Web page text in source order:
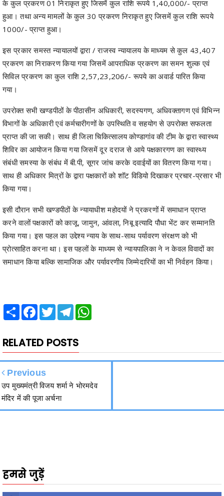
के कुल प्रकरण 01 निराकृत हुए जिसमें कुल राशि रूपये 1,40,000/- प्राप्त
हुआ। तथा अन्य मामलों के कुल 30 प्रकरण निराकृत हुए जिसमें कुल राशि रूपये
1000/- प्राप्त हुआ।
इस प्रकार समस्त न्यायालयों द्वारा / राजस्व न्यायालय के माध्यम से कुल 43,407
प्रकरण का निराकरण किया गया जिसमें आपराधिक प्रकरण का समन शुल्क एवं
सिविल प्रकरण का कुल राशि 2,57,23,206/- रूपये का अवार्ड पारित किया
गया।
उपरोक्त सभी खण्डपीठों के पीठासीन अधिकारी, सदस्यगण, अधिवक्तागण एवं विभिन्न
विभागों के अधिकारी एवं कर्मचारीगणों के उपस्थिति व सहयोग से उपरोक्त सफलता
प्राप्त की जा सकी। साथ ही जिला चिकित्सालय कोण्डागांव की टीम के द्वारा स्वास्थ्य
शिविर का आयोजन किया गया जिसमें दूर दराज से आये पक्षकारगण का स्वास्थ्य
संबंधी समस्या के संबंध में बी.पी, सूगर जांच करके दवाईयों का वितरण किया गया।
साथ ही अधिकार मित्रों के द्वारा पक्षकारों को शॉट विडियो दिखाकर प्रचार-प्रसार भी
किया गया।
इसी दौरान सभी खण्डपीठों के न्यायाधीश महोदयों ने प्रकरणों में समाधान प्राप्त
करने वालों पक्षकारों को काजू, जामुन, आंवला, निबू इत्यादि पौधा भेंट कर सम्मानति
किया गया। इस पहल का उ‌द्देश्य न्याय के साथ-साथ पर्यावरण संरक्षण को भी
प्रोत्साहित करना था। इस पहलों के माध्यम से न्यायपालिका ने न केवल विवादों का
समाधान किया बल्कि सामाजिक और पर्यावरणीय जिम्मेदारियों का भी निर्वहन किया।
Share Facebook
Twitter Telegram
RELATED POSTS
Previous
उप मुख्यमंत्री विजय शर्मा ने भोरमदेव
मंदिर में की पूजा अर्चना
हमसे जुड़ें